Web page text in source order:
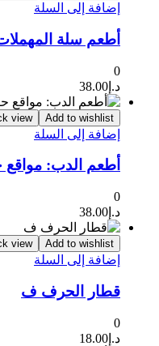
إضافة إلى السلة
أطعم سلة
0
د.إ 38.00
Add to wishlist
view
إضافة إلى السلة
أطعم الدب: مواقع
0
د.إ 38.00
Add to wishlist
view
إضافة إلى السلة
قطار الحرف ف
0
د.إ 18.00